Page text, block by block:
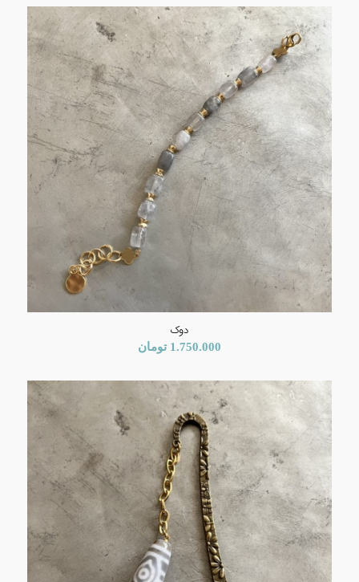
دوک
1.750.000 تومان